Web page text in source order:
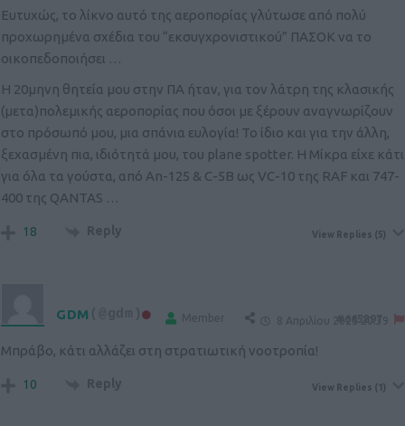
Ευτυχώς, το λίκνο αυτό της αεροπορίας γλύτωσε από πολύ
προχωρημένα σχέδια του “εκσυγχρονιστικού” ΠΑΣΟΚ να το
οικοπεδοποιήσει …
Η 20μηνη θητεία μου στην ΠΑ ήταν, για τον λάτρη της κλασικής
(μετα)πολεμικής αεροπορίας που όσοι με ξέρουν αναγνωρίζουν
στο πρόσωπό μου, μια σπάνια ευλογία! Το ίδιο και για την άλλη,
ξεχασμένη πια, ιδιότητά μου, του plane spotter. Η Μίκρα είχε κάτι
για όλα τα γούστα, από An-125 & C-5B ως VC-10 της RAF και 747-
400 της QANTAS …
18 Reply View Replies (5)
GDM (@gdm) Member 8 Απριλίου 2025 20:39
Μπράβο, κάτι αλλάζει στη στρατιωτική νοοτροπία!
10 Reply View Replies (1)